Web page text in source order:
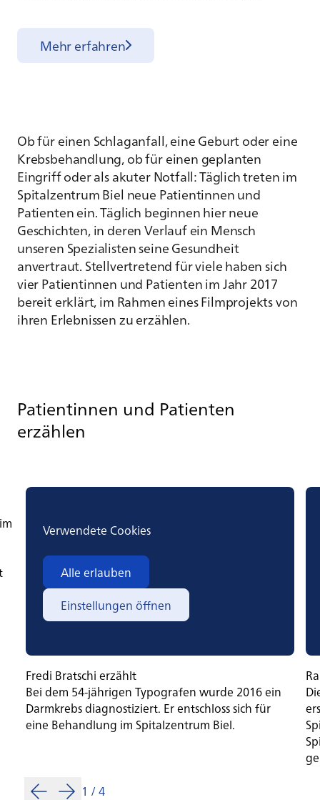
Mehr erfahren
Ob für einen Schlaganfall, eine Geburt oder eine
Krebsbehandlung, ob für einen geplanten
Eingriff oder als akuter Notfall: Täglich treten im
Spitalzentrum Biel neue Patientinnen und
Patienten ein. Täglich beginnen hier neue
Geschichten, in deren Verlauf ein Mensch
unseren Spezialisten seine Gesundheit
anvertraut. Stellvertretend für viele haben sich
vier Patientinnen und Patienten im Jahr 2017
bereit erklärt, im Rahmen eines Filmprojekts von
ihren Erlebnissen zu erzählen.
Patientinnen und Patienten
erzählen
Verwendete Cookies
Alle erlauben
Einstellungen öffnen
Fredi Bratschi erzählt
Bei dem 54-jährigen Typografen wurde 2016 ein
Darmkrebs diagnostiziert. Er entschloss sich für
eine Behandlung im Spitalzentrum Biel.
1 /4